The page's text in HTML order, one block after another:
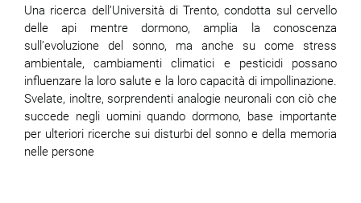
Una ricerca dell’Università di Trento, condotta sul cervello
delle api mentre dormono, amplia la conoscenza
sull’evoluzione del sonno, ma anche su come stress
ambientale, cambiamenti climatici e pesticidi possano
influenzare la loro salute e la loro capacità di impollinazione.
Svelate, inoltre, sorprendenti analogie neuronali con ciò che
succede negli uomini quando dormono, base importante
per ulteriori ricerche sui disturbi del sonno e della memoria
nelle persone